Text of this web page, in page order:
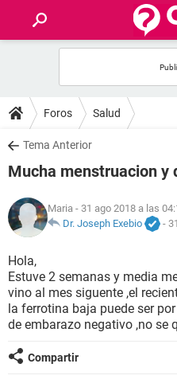
FOROS
SALUD
NUTRICIÓN
BIENESTAR
SEXUALIDAD
GLOSARIO
Foros Salud
Tema Anterior
Mucha menstruacion y
Maria - 31 ago 2018 a las
Dr. Joseph Exebio
-
Hola,
Estuve 2 semanas y media
vino al mes siguente ,el
la ferrotina baja puede ser
de embarazo negativo ,no se
Compartir